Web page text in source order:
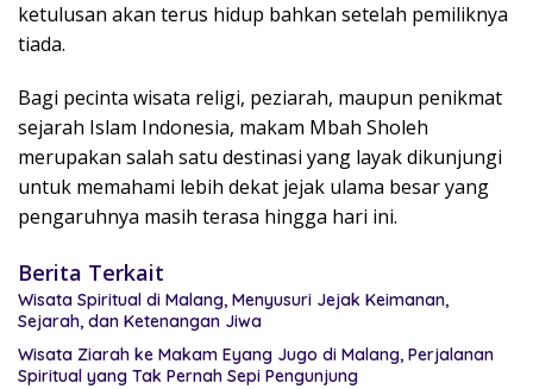
ketulusan akan terus hidup bahkan setelah pemiliknya
tiada.
Bagi pecinta wisata religi, peziarah, maupun penikmat
sejarah Islam Indonesia, makam Mbah Sholeh
merupakan salah satu destinasi yang layak dikunjungi
untuk memahami lebih dekat jejak ulama besar yang
pengaruhnya masih terasa hingga hari ini.
Berita Terkait
Wisata Spiritual di Malang, Menyusuri Jejak Keimanan,
Sejarah, dan Ketenangan Jiwa
Wisata Ziarah ke Makam Eyang Jugo di Malang, Perjalanan
Spiritual yang Tak Pernah Sepi Pengunjung